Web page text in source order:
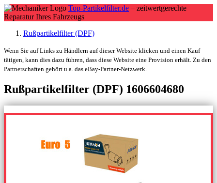
Top-Partikelfilter.de – zeitwertgerechte
Reparatur Ihres Fahrzeugs
Rußpartikelfilter (DPF)
Wenn Sie auf Links zu Händlern auf dieser Website klicken und einen Kauf
tätigen, kann dies dazu führen, dass diese Website eine Provision erhält. Zu den
Partnerschaften gehört u.a. das eBay-Partner-Netzwerk.
Rußpartikelfilter (DPF) 1606604680